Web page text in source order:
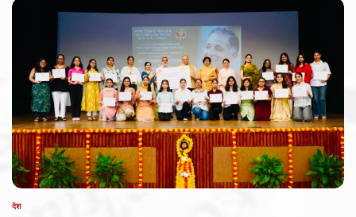
POSTED
देश